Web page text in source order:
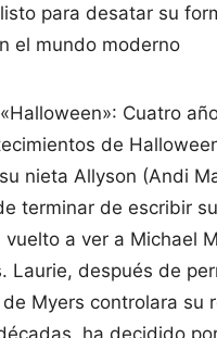
para desatar su
el mundo moderno
Cuatro
de
nieta Allyson (Andi
terminar de escribir
vuelto a ver a Michael
Laurie, después de
Myers controlara su
ha decidido